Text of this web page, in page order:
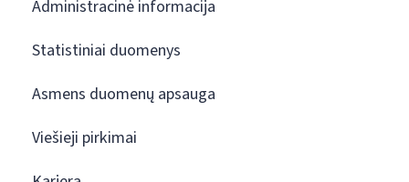
Administracinė informacija
Statistiniai duomenys
Asmens duomenų apsauga
Viešieji pirkimai